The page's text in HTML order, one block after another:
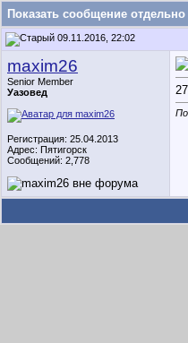
Показать сообщение отдельно
09.11.2016, 22:02
maxim26
Senior Member
Уазовед
Регистрация: 25.04.2013
Адрес: Пятигорск
Сообщений: 2,778